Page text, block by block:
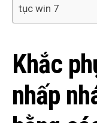
tục win 7
Khắc
nhấp